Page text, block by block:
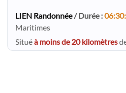
LIEN Randonnée/ Durée :
Maritimes
Situéà moins de 20 kilomètres